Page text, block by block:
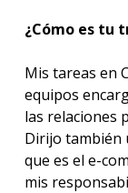
¿Cómo es tu
Mis tareas en
equipos
las relaciones
Dirijo también
que es el e-
mis